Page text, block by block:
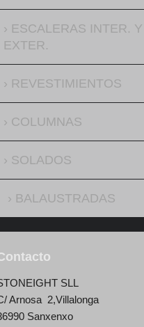
ESCALERAS INTER. Y
EXTER.
REVESTIMIENTOS
COLUMNAS
SOLADOS
BALAUSTRADAS
SLL
Arnosa 2,Villalonga
Sanxenxo